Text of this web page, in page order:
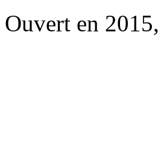
Ouvert en